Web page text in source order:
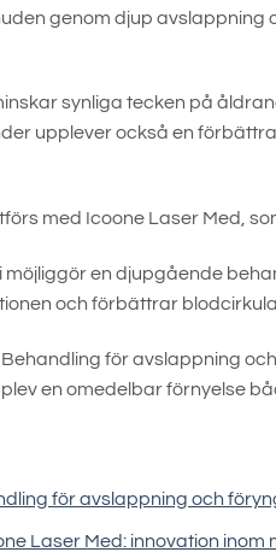
genom djup avslappning
synliga tecken på
upplever också en
med Icoone Laser Med,
möjliggör en djupgående
och förbättrar
för avslappning
en omedelbar förnyelse
för avslappning och
Laser Med: innovation inom